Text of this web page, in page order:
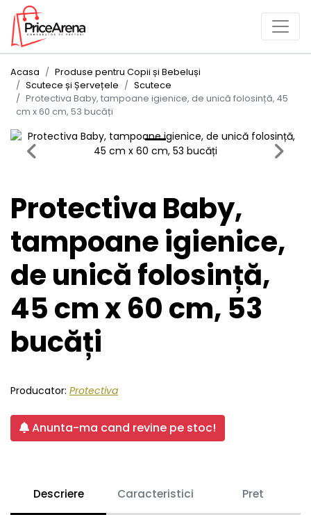
Acasa
Produse pentru Copii și Bebeluși
Scutece și Șervețele
Scutece
Protectiva Baby, tampoane igienice, de unică folosință, 45
cm x 60 cm, 53 bucăți
Previous Next
Protectiva Baby,
tampoane igienice,
de unică folosință,
45 cm x 60 cm, 53
bucăți
Producator: Protectiva
Anunta-ma cand revine pe stoc!
Descriere Caracteristici Pret